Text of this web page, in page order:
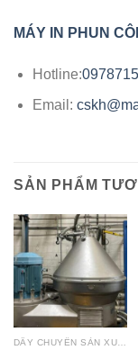
MÁY IN PHUN
Hotline:
Email:
SẢN PHẨM